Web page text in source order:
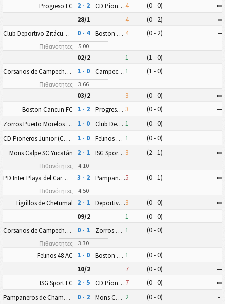
Progreso FC 2 - 2 CD Pioneros Junior (CD Pioneros de Cancún II)4 (0 - 0) •••
28/1
4 (0 - 2) ••
Club Deportivo Zitácuaro II
Πιθανότητες
0 - 4
5.00
Boston Cancun FC 4 (0 - 2) ••
02/2 1 (1 - 0)
Corsarios de Campeche FC
Πιθανότητες
1 - 0
3.66
Campeche FC Nueva Generación1 (1 - 0)
03/2 3 (0 - 0) •••
Boston Cancun FC 1 - 2 Progreso FC 3 (0 - 0) •••
Zorros Puerto Morelos FC 1 - 0 Club Deportivo Zitácuaro II 1 (0 - 0)
CD Pioneros Junior (CD Pioneros de Cancún II) 1 - 0 Felinos 48 AC 1 (0 - 0)
Mons Calpe SC Yucatán
Πιθανότητες
2 - 1
4.10
ISG Sport FC3 (2 - 1) •••
PD Inter Playa del Carmen AC II
Πιθανότητες
3 - 2
4.50
Pampaneros de Champotón FC5 (0 - 1) •••
Tigrillos de Chetumal 2 - 1 Deportiva Venados FC II3 (0 - 0) •••
09/2
1 (0 - 0)
Corsarios de Campeche FC
Πιθανότητες
0 - 1
3.30
Zorros Puerto Morelos FC 1 (0 - 0)
Felinos 48 AC 1 - 0 Boston Cancun FC 1
(0 - 0)
10/2
7 (0 - 0) •••
ISG Sport FC 2 - 5 CD Pioneros Junior (CD Pioneros de Cancún II)7 (0 - 0) •••
Pampaneros de Champotón FC 0 - 2 Mons Calpe SC Yucatán 2 (0 - 0) •